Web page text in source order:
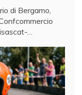
di Bergamo,
…